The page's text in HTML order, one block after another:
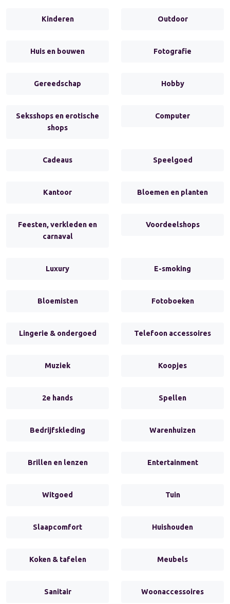
Kinderen Outdoor
Huis en bouwen Fotografie
Gereedschap Hobby
Seksshops en erotische
shops
Computer
Cadeaus Speelgoed
Kantoor Bloemen en planten
Feesten, verkleden en
carnaval
Voordeelshops
Luxury E-smoking
Bloemisten Fotoboeken
Lingerie & ondergoed Telefoon accessoires
Muziek Koopjes
2e hands Spellen
Bedrijfskleding Warenhuizen
Brillen en lenzen Entertainment
Witgoed Tuin
Slaapcomfort Huishouden
Koken & tafelen Meubels
Sanitair Woonaccessoires